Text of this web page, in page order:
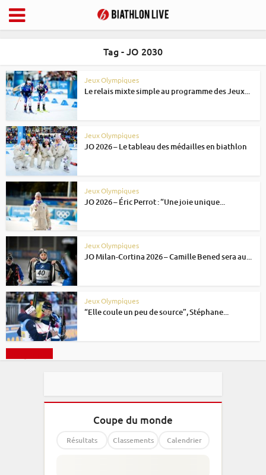
Tag - JO 2030
Jeux Olympiques
Le relais mixte simple au programme des Jeux...
Jeux Olympiques
JO 2026 – Le tableau des médailles en biathlon
Jeux Olympiques
JO 2026 – Éric Perrot : “Une joie unique...
Jeux Olympiques
JO Milan-Cortina 2026 – Camille Bened sera au...
Jeux Olympiques
“Elle coule un peu de source”, Stéphane...
Coupe du monde
Résultats Classements Calendrier